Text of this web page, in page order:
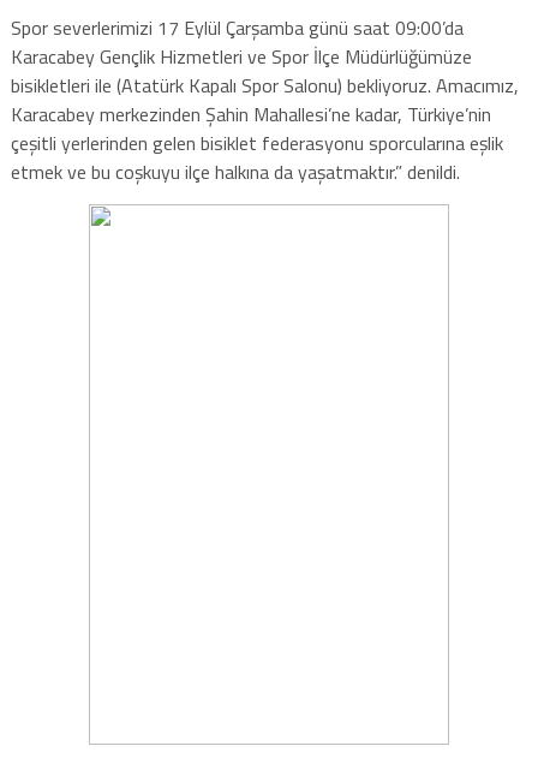
Spor severlerimizi 17 Eylül Çarşamba günü saat 09:00’da
Karacabey Gençlik Hizmetleri ve Spor İlçe Müdürlüğümüze
bisikletleri ile (Atatürk Kapalı Spor Salonu) bekliyoruz. Amacımız,
Karacabey merkezinden Şahin Mahallesi’ne kadar, Türkiye’nin
çeşitli yerlerinden gelen bisiklet federasyonu sporcularına eşlik
etmek ve bu coşkuyu ilçe halkına da yaşatmaktır.” denildi.